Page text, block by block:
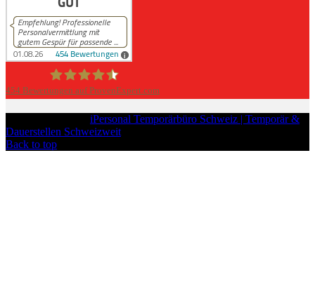
454 Bewertungen auf ProvenExpert.com
iPersonal Temporärbüro Schweiz | Temporär &
Dauerstellen Schweizweit
Back to top